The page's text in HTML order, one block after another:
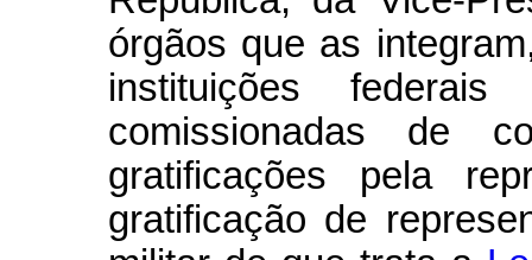
órgãos que as
instituições
comissionadas de
gratificações pela
gratificação de